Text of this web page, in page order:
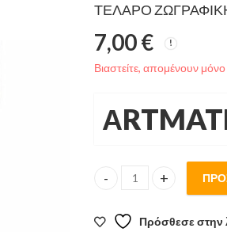
ΤΕΛΑΡΟ
7,00€
Βιαστείτε, απομένουν μόνο
ΤΕΛΑΡΟ ΖΩΓΡΑΦΙΚΗΣ
Πρόσθεσε στην